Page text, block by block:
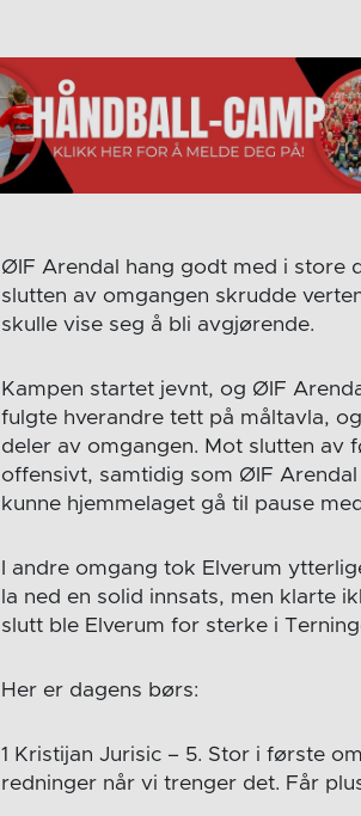
ØIF Arendal hang godt med i store
slutten av omgangen skrudde
skulle vise seg å bli avgjørende.
Kampen startet jevnt, og ØIF
fulgte hverandre tett på måltavla,
deler av omgangen. Mot slutten av
offensivt, samtidig som ØIF
kunne hjemmelaget gå til pause
I andre omgang tok Elverum
la ned en solid innsats, men klarte
slutt ble Elverum for sterke i
Her er dagens børs:
1 Kristijan Jurisic – 5. Stor i første
redninger når vi trenger det. Får